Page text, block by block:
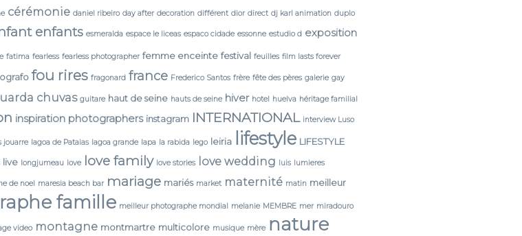
cérémonie daniel ribeiro day after decoration différent dior direct dj karl animation duplo
enfants esmeralda espace le liceas espaco cidade essonne estudio d exposition
fatima fearless fearless photographer femme enceinte festival feuilles film lasts forever
fou rires fragonard france Frederico Santos frère fête des pères galerie gay
chuvas guitare haut de seine hauts de seine hiver hotel huelva héritage familial
inspiration photographers instagram INTERNATIONAL interview Luso
jouarre lagoa de Pataias lagoa grande lapa la rabida lego leiria lifestyle LIFESTYLE
live longjumeau love love family love stories love wedding luis lumieres
de noel maresia beach bar mariage mariés market maternité matin meilleur
famille meilleur photographe mondial melanie MEMBRE mer miradouro
video montagne montmartre multicolore musique mère nature